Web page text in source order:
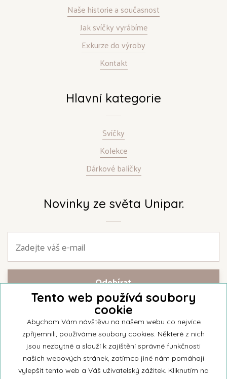
Naše historie a současnost
Jak svíčky vyrábíme
Exkurze do výroby
Kontakt
Hlavní kategorie
Svíčky
Kolekce
Dárkové balíčky
Novinky ze světa Unipar.
Přihlašte se k našemu newsletteru a buďte jako první informováni o
nejnovějších kolekcích svíček a aktualitách z rodinné firmy Unipar.
Tento web používá soubory
cookie
Abychom Vám návštěvu na našem webu co nejvíce
zpříjemnili, používáme soubory cookies. Některé z nich
jsou nezbytné a slouží k zajíštění správné funkčnosti
našich webových stránek, zatímco jiné nám pomáhají
vylepšit tento web a Váš uživatelský zážitek. Kliknutím na